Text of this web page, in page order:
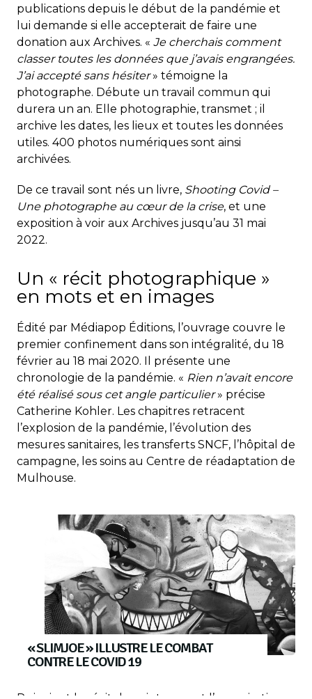
publications depuis le début de la pandémie et
lui demande si elle accepterait de faire une
donation aux Archives. « Je cherchais comment
classer toutes les données que j’avais engrangées.
J’ai accepté sans hésiter» témoigne la
photographe. Débute un travail commun qui
durera un an. Elle photographie, transmet ; il
archive les dates, les lieux et toutes les données
utiles. 400 photos numériques sont ainsi
archivées.
De ce travail sont nés un livre, Shooting Covid –
Une photographe au cœur de la crise, et une
exposition à voir aux Archives jusqu’au 31 mai
2022.
Un « récit photographique »
en mots et en images
Édité par Médiapop Éditions, l’ouvrage couvre le
premier confinement dans son intégralité, du 18
février au 18 mai 2020. Il présente une
chronologie de la pandémie. « Rien n’avait encore
été réalisé sous cet angle particulier» précise
Catherine Kohler. Les chapitres retracent
l’explosion de la pandémie, l’évolution des
mesures sanitaires, les transferts SNCF, l’hôpital de
campagne, les soins au Centre de réadaptation de
Mulhouse.
« SLIMJOE » ILLUSTRE LE COMBAT
CONTRE LE COVID 19